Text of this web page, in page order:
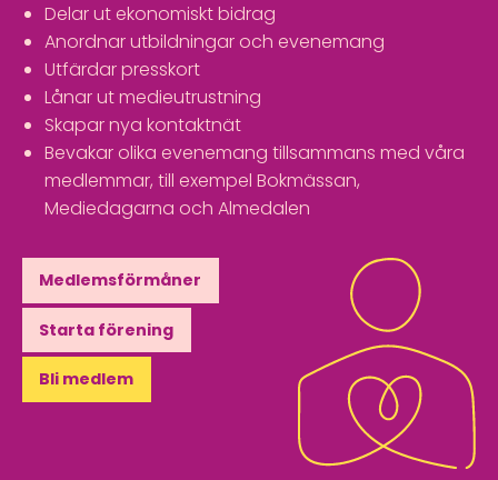
Delar ut ekonomiskt bidrag
Anordnar utbildningar och evenemang
Utfärdar presskort
Lånar ut medieutrustning
Skapar nya kontaktnät
Bevakar olika evenemang tillsammans med våra
medlemmar, till exempel Bokmässan,
Mediedagarna och Almedalen
Medlemsförmåner
Starta förening
Bli medlem